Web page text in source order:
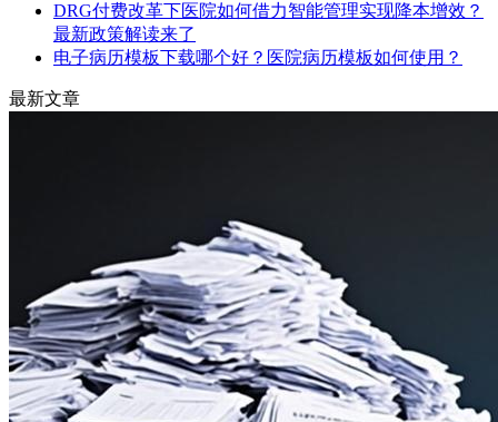
DRG付费改革下医院如何借力智能管理实现降本增效？
最新政策解读来了
电子病历模板下载哪个好？医院病历模板如何使用？
最新文章